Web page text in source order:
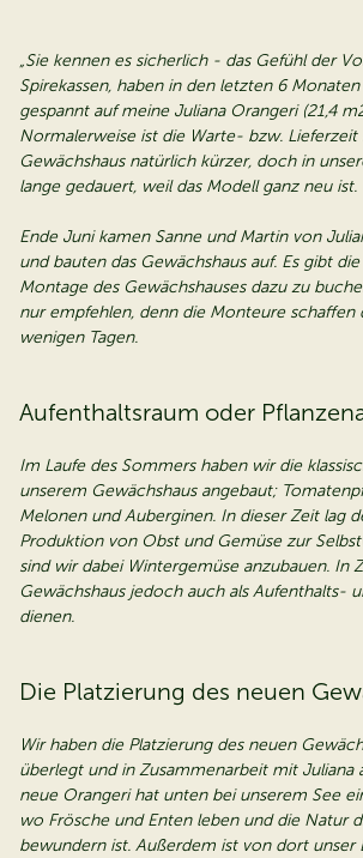
„Sie kennen es sicherlich - das Gefühl der
Spirekassen, haben in den letzten 6
gespannt auf meine Juliana Orangeri (21,4
Normalerweise ist die Warte- bzw. Lieferzeit
Gewächshaus natürlich kürzer, doch in
lange gedauert, weil das Modell ganz neu ist.
Ende Juni kamen Sanne und Martin von
und bauten das Gewächshaus auf. Es gibt
Montage des Gewächshauses dazu zu
nur empfehlen, denn die Monteure schaffen
wenigen Tagen.
Aufenthaltsraum oder
Im Laufe des Sommers haben wir die
unserem Gewächshaus angebaut;
Melonen und Auberginen. In dieser Zeit lag
Produktion von Obst und Gemüse zur
sind wir dabei Wintergemüse anzubauen. In
Gewächshaus jedoch auch als Aufenthalts-
dienen.
Die Platzierung des neuen
Wir haben die Platzierung des neuen
überlegt und in Zusammenarbeit mit Juliana
neue Orangeri hat unten bei unserem See
wo Frösche und Enten leben und die Natur
bewundern ist. Außerdem ist von dort unser